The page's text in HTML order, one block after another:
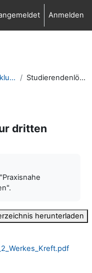
Anmelden
17: Inklusion praktisch erfahren Studierendenlösungen zur dritten Abgabe (Phase 3)
dritten
herunterladen